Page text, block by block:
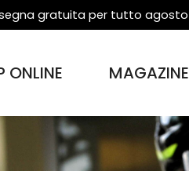
gratuita per tutto agosto
ONLINE MAGAZINE